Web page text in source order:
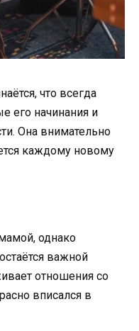
что всегда
его начинания и
Она внимательно
каждому новому
однако
важной
отношения со
вписался в